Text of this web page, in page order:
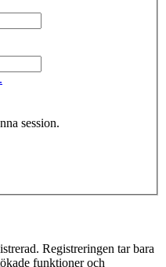
session.
Registreringen tar bara
funktioner och